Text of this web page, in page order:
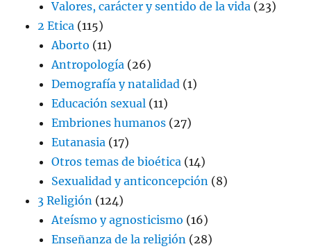
Valores, carácter y sentido de la vida (23)
2 Etica (115)
Aborto (11)
Antropología (26)
Demografía y natalidad (1)
Educación sexual (11)
Embriones humanos (27)
Eutanasia (17)
Otros temas de bioética (14)
Sexualidad y anticoncepción (8)
3 Religión (124)
Ateísmo y agnosticismo (16)
Enseñanza de la religión (28)